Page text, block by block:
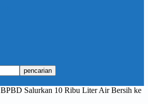
BPBD Salurkan 10 Ribu Liter Air Bersih ke